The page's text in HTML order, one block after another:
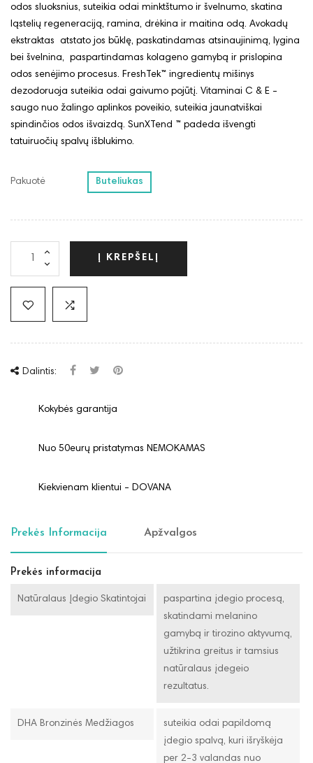
odos sluoksnius, suteikia odai minktštumo ir švelnumo, skatina
ląstelių regeneraciją, ramina, drėkina ir maitina odą. Avokadų
ekstraktas atstato jos būklę, paskatindamas atsinaujinimą, lygina
bei švelnina, paspartindamas kolageno gamybą ir prislopina
odos senėjimo procesus. FreshTek™ ingredientų mišinys
dezodoruoja suteikia odai gaivumo pojūtį. Vitaminai C & E -
saugo nuo žalingo aplinkos poveikio, suteikia jaunatviškai
spindinčios odos išvaizdą. SunXTend ™ padeda išvengti
tatuiruočių spalvų išblukimo.
Pakuotė Buteliukas
Į KREPŠELĮ
Dalintis:
Kokybės garantija
Nuo 50eurų pristatymas NEMOKAMAS
Kiekvienam klientui - DOVANA
Prekės Informacija Apžvalgos
Prekės informacija
Natūralaus Įdegio Skatintojai
paspartina įdegio procesą,
skatindami melanino
gamybą ir tirozino aktyvumą,
užtikrina greitus ir tamsius
natūralaus įdegeio
rezultatus.
DHA Bronzinės Medžiagos
suteikia odai papildomą
įdegio spalvą, kuri išryškėja
per 2-3 valandas nuo